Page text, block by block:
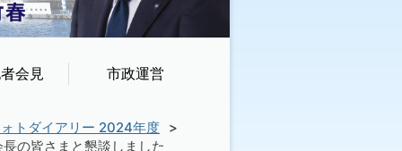
会見 市政運営
トダイアリー 2024年度
の皆さまと懇談しました